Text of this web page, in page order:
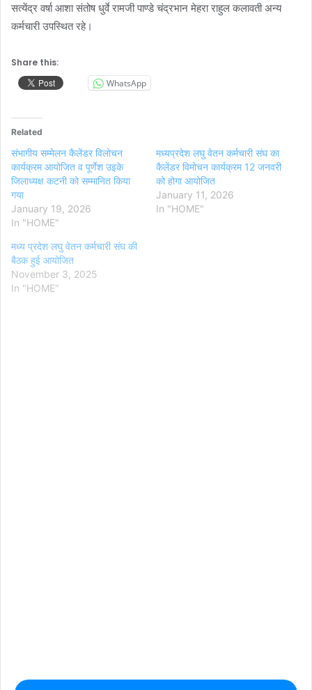
सत्येंद्र वर्षा आशा संतोष धुर्वे रामजी पाण्डे चंद्रभान मेहरा राहुल कलावती अन्य
कर्मचारी उपस्थित रहे।
Share this:
WhatsApp
Related
संभागीय सम्मेलन कैलेंडर विलोचन
कार्यक्रम आयोजित व पूर्णेश उइके
जिलाध्यक्ष कटनी को सम्मानित किया
गया
January 19, 2026
In "HOME"
मध्यप्रदेश लघु वेतन कर्मचारी संघ का
कैलेंडर विमोचन कार्यक्रम 12 जनवरी
को होगा आयोजित
January 11, 2026
In "HOME"
मध्य प्रदेश लघु वेतन कर्मचारी संघ की
बैठक हुई आयोजित
November 3, 2025
In "HOME"